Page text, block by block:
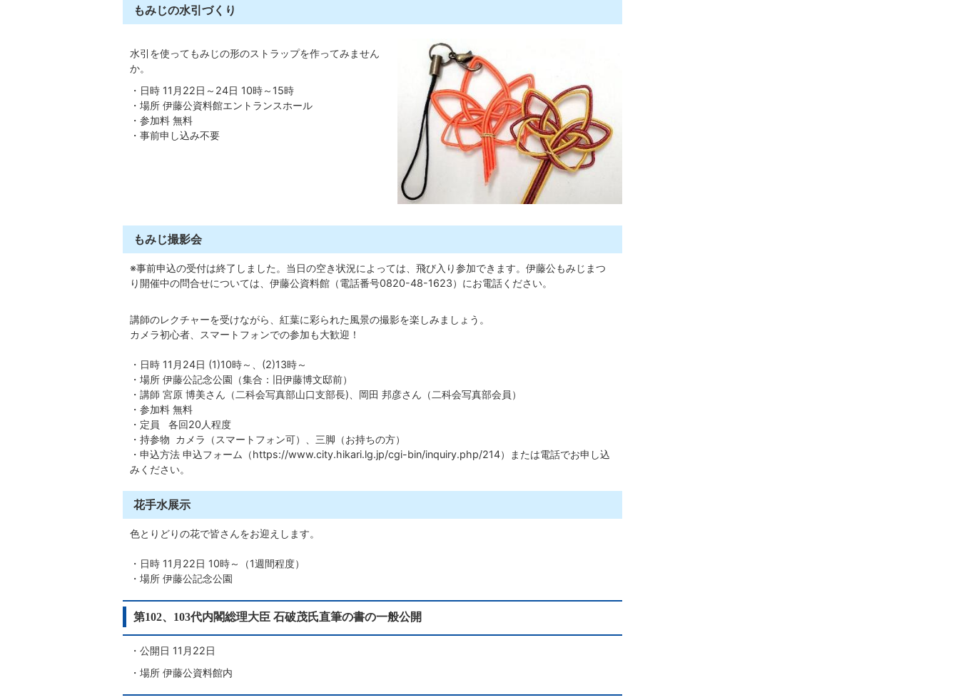
もみじの水引づくり
水引を使ってもみじの形のストラップを作ってみません
か。
・日時 11月22日～24日 10時～15時
・場所 伊藤公資料館エントランスホール
・参加料 無料
・事前申し込み不要
もみじ撮影会
※事前申込の受付は終了しました。当日の空き状況によっては、飛び入り参加できます。伊藤公もみじまつ
り開催中の問合せについては、伊藤公資料館（電話番号0820-48-1623）にお電話ください。
講師のレクチャーを受けながら、紅葉に彩られた風景の撮影を楽しみましょう。
カメラ初心者、スマートフォンでの参加も大歓迎！
・日時 11月24日 (1)10時～、(2)13時～
・場所 伊藤公記念公園（集合：旧伊藤博文邸前）
・講師 宮原 博美さん（二科会写真部山口支部長)、岡田 邦彦さん（二科会写真部会員）
・参加料 無料
・定員 各回20人程度
・持参物 カメラ（スマートフォン可）、三脚（お持ちの方）
・申込方法 申込フォーム（https://www.city.hikari.lg.jp/cgi-bin/inquiry.php/214）
または電話でお申し込
みください。
花手水展示
色とりどりの花で皆さんをお迎えします。
・日時 11月22日 10時～（1週間程度）
・場所 伊藤公記念公園
第102、103代内閣総理大臣 石破茂氏直筆の書の一般公開
・公開日 11月22日
・場所 伊藤公資料館内